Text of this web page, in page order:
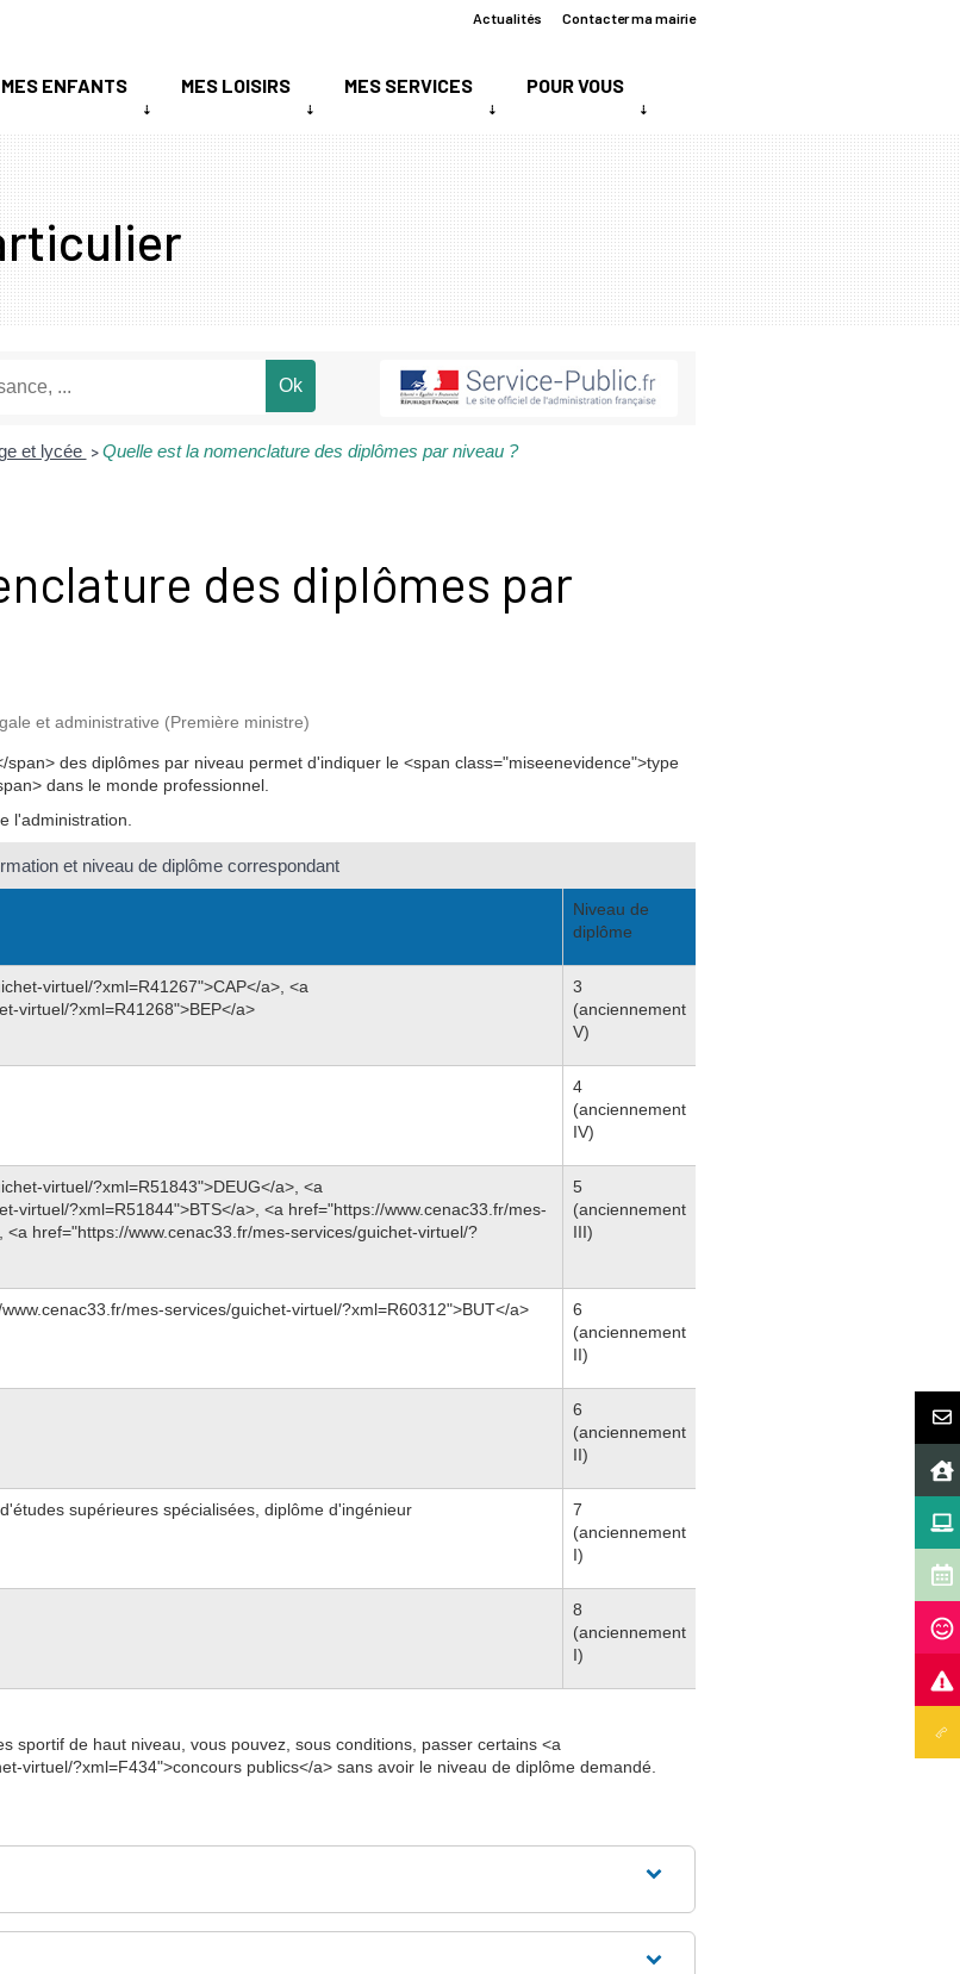
Actualités Contacter ma mairie
MES ENFANTS MES LOISIRS MES SERVICES POUR VOUS
et lycée > Quelle est la nomenclature des diplômes par niveau ?
des diplômes par
et administrative (Première ministre)
des diplômes par niveau permet d'indiquer le <span class="miseenevidence">type
dans le monde professionnel.
l'administration.
et niveau de diplôme correspondant
Niveau de
diplôme
virtuel/?xml=R41267">CAP</a>, <a
virtuel/?xml=R41268">BEP</a>
3
(anciennement
V)
4
(anciennement
IV)
virtuel/?xml=R51843">DEUG</a>, <a
virtuel/?xml=R51844">BTS</a>, <a href="https://www.cenac33.fr/mes-
href="https://www.cenac33.fr/mes-services/guichet-virtuel/?
5
(anciennement
III)
mes-services/guichet-virtuel/?xml=R60312">BUT</a>
6
(anciennement
II)
6
(anciennement
II)
supérieures spécialisées, diplôme d'ingénieur
7
(anciennement
I)
8
(anciennement
I)
sportif de haut niveau, vous pouvez, sous conditions, passer certains <a
virtuel/?xml=F434">concours publics</a> sans avoir le niveau de diplôme demandé.